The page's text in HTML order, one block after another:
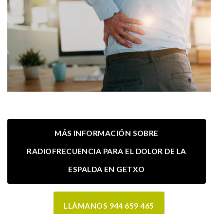
MÁS INFORMACIÓN SOBRE
RADIOFRECUENCIA PARA EL DOLOR DE LA
ESPALDA EN GETXO
LLÁMANOS 944 659 465